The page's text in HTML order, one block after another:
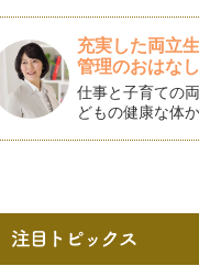
充実した両立
管理のおはな
仕事と子育ての
どもの健康な体